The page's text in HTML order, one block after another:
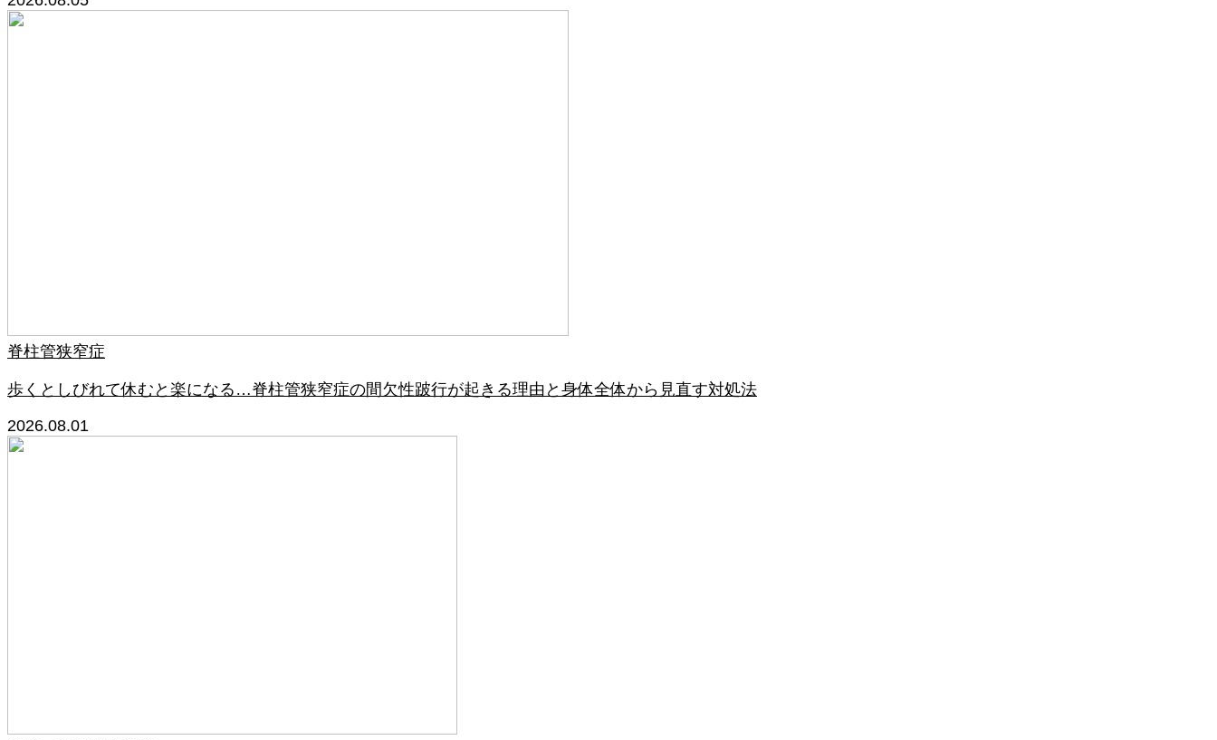
脊柱管狭窄症
歩くとしびれて休むと楽になる…脊柱管狭窄症の間欠性跛行が起きる理由と身体全体から見直す対処法
2026.08.01